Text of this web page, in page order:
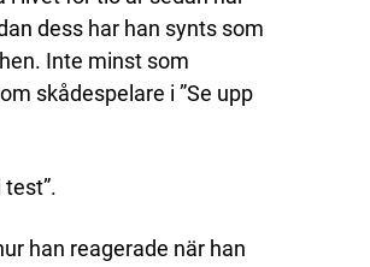
dess har han synts som
Inte minst som
skådespelare i ”Se upp
han reagerade när han